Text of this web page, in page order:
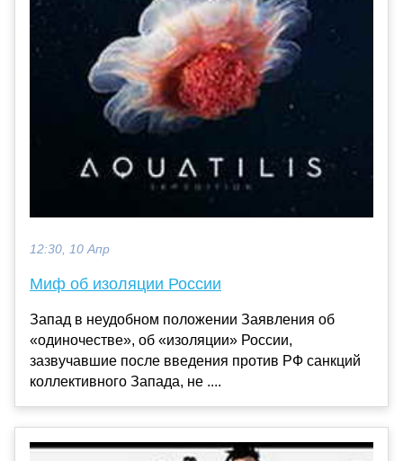
12:30, 10 Апр
Миф об изоляции России
Запад в неудобном положении Заявления об
«одиночестве», об «изоляции» России,
зазвучавшие после введения против РФ санкций
коллективного Запада, не ....